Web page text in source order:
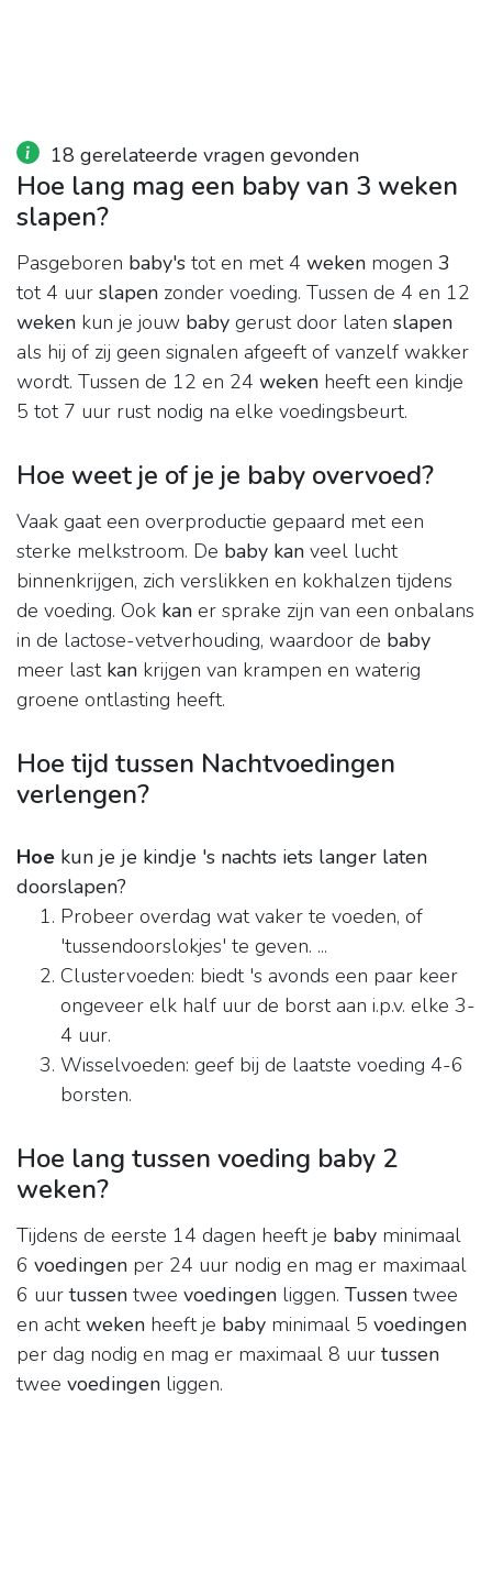
18 gerelateerde vragen gevonden
Hoe lang mag een baby van 3 weken
slapen?
Pasgeboren baby's tot en met 4 weken mogen 3
tot 4 uur slapen zonder voeding. Tussen de 4 en 12
weken kun je jouw baby gerust door laten slapen
als hij of zij geen signalen afgeeft of vanzelf wakker
wordt. Tussen de 12 en 24 weken heeft een kindje
5 tot 7 uur rust nodig na elke voedingsbeurt.
Hoe weet je of je je baby overvoed?
Vaak gaat een overproductie gepaard met een
sterke melkstroom. De baby kan veel lucht
binnenkrijgen, zich verslikken en kokhalzen tijdens
de voeding. Ook kan er sprake zijn van een onbalans
in de lactose-vetverhouding, waardoor de baby
meer last kan krijgen van krampen en waterig
groene ontlasting heeft.
Hoe tijd tussen Nachtvoedingen
verlengen?
Hoe kun je je kindje 's nachts iets langer laten
doorslapen?
Probeer overdag wat vaker te voeden, of
'tussendoorslokjes' te geven. ...
Clustervoeden: biedt 's avonds een paar keer
ongeveer elk half uur de borst aan i.p.v. elke 3-
4 uur.
Wisselvoeden: geef bij de laatste voeding 4-6
borsten.
Hoe lang tussen voeding baby 2
weken?
Tijdens de eerste 14 dagen heeft je baby minimaal
6 voedingen per 24 uur nodig en mag er maximaal
6 uur tussen twee voedingen liggen. Tussen twee
en achtweken heeft je baby minimaal 5 voedingen
per dag nodig en mag er maximaal 8 uur tussen
twee voedingen liggen.